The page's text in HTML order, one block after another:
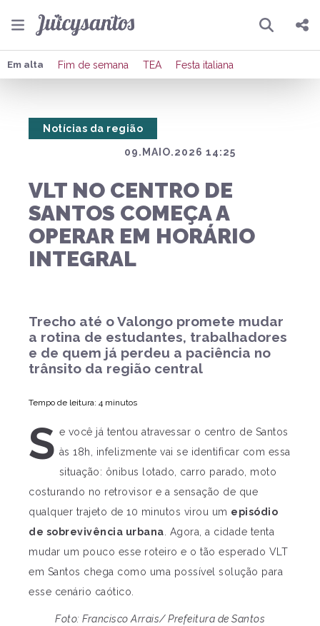
Pesquisar
Compartilhar
Publicar no X
Em alta Fim de semana TEA Festa italiana
09.MAIO.2026 14:25
Notícias da região
VLT NO CENTRO DE
SANTOS COMEÇA A
OPERAR EM HORÁRIO
INTEGRAL
Trecho até o Valongo promete mudar
a rotina de estudantes, trabalhadores
e de quem já perdeu a paciência no
trânsito da região central
Tempo de leitura: 4 minutos
S e você já tentou atravessar o centro de Santos
às 18h, infelizmente vai se identificar com essa
situação: ônibus lotado, carro parado, moto
costurando no retrovisor e a sensação de que
qualquer trajeto de 10 minutos virou um episódio
de sobrevivência urbana . Agora, a cidade tenta
mudar um pouco esse roteiro e o tão esperado VLT
em Santos chega como uma possível solução para
esse cenário caótico.
Foto: Francisco Arrais/ Prefeitura de Santos